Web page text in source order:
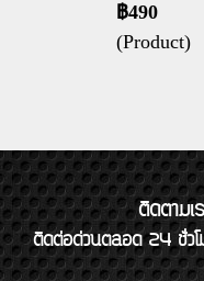
฿490
(Product)
ติดตามเร
ติดต่อด่วนตลอด 24 ชั่